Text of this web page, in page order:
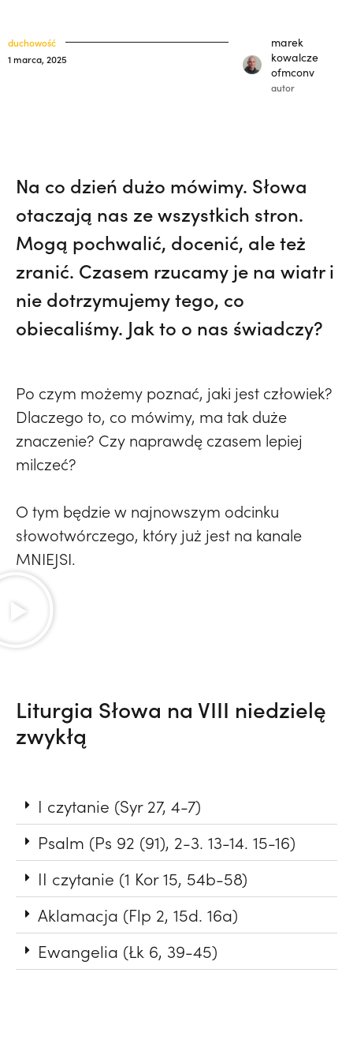
kuria prowincjalna
Kozieł | JESTEM,
On ocalał, jego bracia
zginęli. Z tym pytaniem żyje od 35 lat. |
duchowość
1 marca, 2025
marek
kowalcze
ofmconv
autor
Na co dzień dużo mówimy. Słowa
otaczają nas ze wszystkich stron.
Mogą pochwalić, docenić, ale też
zranić. Czasem rzucamy je na wiatr i
nie dotrzymujemy tego, co
obiecaliśmy. Jak to o nas świadczy?
Po czym możemy poznać, jaki jest człowiek?
Dlaczego to, co mówimy, ma tak duże
znaczenie? Czy naprawdę czasem lepiej
milczeć?
O tym będzie w najnowszym odcinku
słowotwórczego, który już jest na kanale
MNIEJSI.
Liturgia Słowa na VIII niedzielę
zwykłą
I czytanie (Syr 27, 4-7)
Psalm (Ps 92 (91), 2-3. 13-14. 15-16)
II czytanie (1 Kor 15, 54b-58)
Aklamacja (Flp 2, 15d. 16a)
Ewangelia (Łk 6, 39-45)